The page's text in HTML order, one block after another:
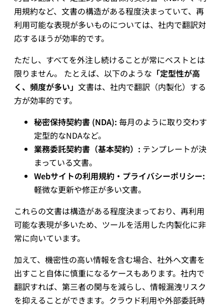
用規約など、文書の構造がある程度決まっていて、再
利用可能な表現が多いものについては、社内で翻訳対
応するほうが効率的です。
ただし、すべてを外注し続けることが常にベストとは
限りません。 たとえば、以下のような 「定型性が高
く、頻度が多い」 文書は、社内で翻訳（内製化）する
方が効率的です。
秘密保持契約書 (NDA): 毎月のように取り交わす
定型的なNDAなど。
業務委託契約書（基本契約）: テンプレートが決
まっている文書。
Webサイトの利用規約・プライバシーポリシー:
軽微な更新や修正が多い文書。
これらの文書は構造がある程度決まっており、再利用
可能な表現が多いため、ツールを活用した内製化に非
常に向いています。
加えて、機密性の高い情報を含む場合、社外へ文書を
出すこと自体に慎重になるケースもあります。社内で
翻訳すれば、第三者の関与を減らし、情報漏洩リスク
を抑えることができます。クラウド利用や外部委託時